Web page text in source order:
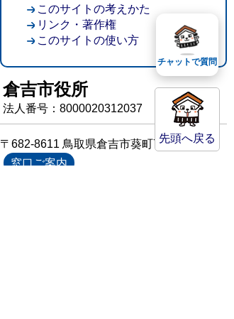
先頭へ戻る
このサイトの考えかた
リンク・著作権
このサイトの使い方
倉吉市役所
法人番号：8000020312037
〒682-8611 鳥取県倉吉市葵町722
窓口ご案内
チャットで質問